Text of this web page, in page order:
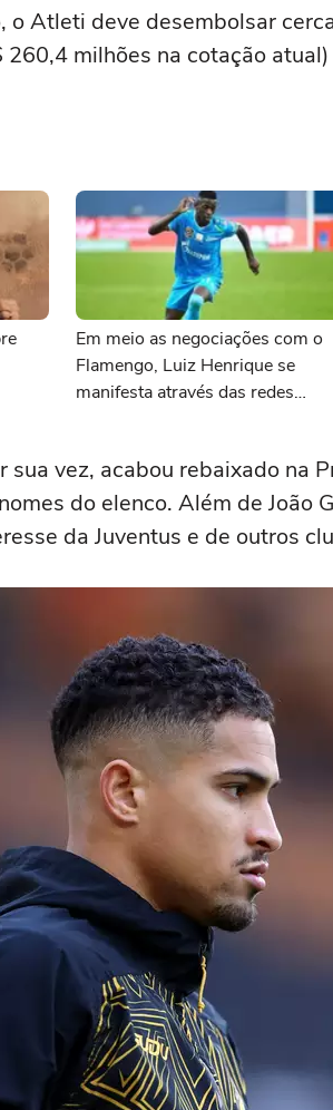
o Atleti deve desembolsar
milhões na cotação
Em meio as negociações com o
Flamengo, Luiz Henrique se
manifesta através das redes
sua vez, acabou rebaixado na
do elenco. Além de João
da Juventus e de outros